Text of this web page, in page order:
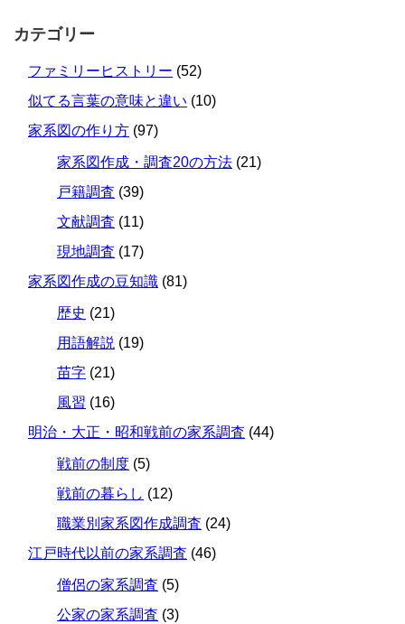
カテゴリー
ファミリーヒストリー (52)
似てる言葉の意味と違い (10)
家系図の作り方 (97)
家系図作成・調査20の方法 (21)
戸籍調査 (39)
文献調査 (11)
現地調査 (17)
家系図作成の豆知識 (81)
歴史 (21)
用語解説 (19)
苗字 (21)
風習 (16)
明治・大正・昭和戦前の家系調査 (44)
戦前の制度 (5)
戦前の暮らし (12)
職業別家系図作成調査 (24)
江戸時代以前の家系調査 (46)
僧侶の家系調査 (5)
公家の家系調査 (3)